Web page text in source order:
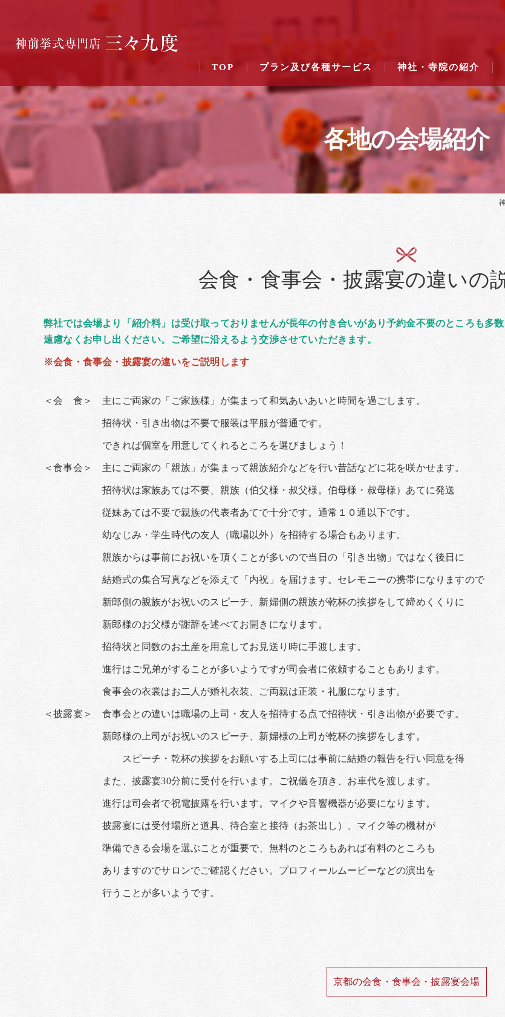
TOP プラン及び各種サービス 神社・寺院の紹介
結婚式のできる東京都
結婚式のできる関東六
各地の会場紹介
会食・食事会・披露宴の違いの
弊社では会場より「紹介料」は受け取っておりませんが長年の付き合いがあり予約金不要のところも多
遠慮なくお申し出ください。ご希望に沿えるよう交渉させていただきます。
※会食・食事会・披露宴の違いをご説明します
＜会 食＞ 主にご両家の「ご家族様」が集まって和気あいあいと時間を過ごします。
招待状・引き出物は不要で服装は平服が普通です。
できれば個室を用意してくれるところを選びましょう！
＜食事会＞ 主にご両家の「親族」が集まって親族紹介などを行い昔話などに花を咲かせます。
招待状は家族あては不要、親族（伯父様・叔父様。伯母様・叔母様）あてに発送
従妹あては不要で親族の代表者あてで十分です。通常１０通以下です。
幼なじみ・学生時代の友人（職場以外）を招待する場合もあります。
親族からは事前にお祝いを頂くことが多いので当日の「引き出物」ではなく後日に
結婚式の集合写真などを添えて「内祝」を届けます。セレモニーの携帯になりますので
新郎側の親族がお祝いのスピーチ、新婦側の親族が乾杯の挨拶をして締めくくりに
新郎様のお父様が謝辞を述べてお開きになります。
招待状と同数のお土産を用意してお見送り時に手渡します。
進行はご兄弟がすることが多いようですが司会者に依頼することもあります。
食事会の衣裳はお二人が婚礼衣装、ご両親は正装・礼服になります。
＜披露宴＞ 食事会との違いは職場の上司・友人を招待する点で招待状・引き出物が必要です。
新郎様の上司がお祝いのスピーチ、新婦様の上司が乾杯の挨拶をします。
スピーチ・乾杯の挨拶をお願いする上司には事前に結婚の報告を行い同意を得
また、披露宴30分前に受付を行います。ご祝儀を頂き、お車代を渡します。
進行は司会者で祝電披露を行います。マイクや音響機器が必要になります。
披露宴には受付場所と道具、待合室と接待（お茶出し）、マイク等の機材が
準備できる会場を選ぶことが重要で、無料のところもあれば有料のところも
ありますのでサロンでご確認ください。プロフィールムービーなどの演出を
行うことが多いようです。
京都の会食・食事会・披露宴会場